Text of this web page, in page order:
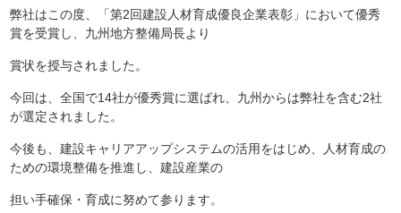
弊社はこの度、「第2回建設人材育成優良企業表彰」において優秀
賞を受賞し、九州地方整備局長より
賞状を授与されました。
今回は、全国で14社が優秀賞に選ばれ、九州からは弊社を含む2社
が選定されました。
今後も、建設キャリアアップシステムの活用をはじめ、人材育成の
ための環境整備を推進し、建設産業の
担い手確保・育成に努めて参ります。